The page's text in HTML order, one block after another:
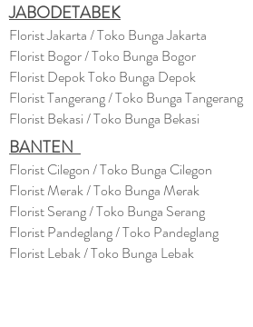
JABODETABEK
Florist Jakarta / Toko Bunga Jakarta
Florist Bogor / Toko Bunga Bogor
Florist Depok Toko Bunga Depok
Florist Tangerang / Toko Bunga Tangerang
Florist Bekasi / Toko Bunga Bekasi
BANTEN
Florist Cilegon / Toko Bunga Cilegon
Florist Merak / Toko Bunga Merak
Florist Serang / Toko Bunga Serang
Florist Pandeglang / Toko Pandeglang
Florist Lebak / Toko Bunga Lebak